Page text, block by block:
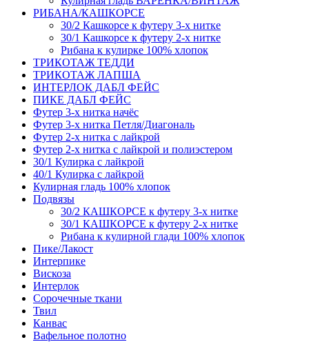
РИБАНА/КАШКОРСЕ
30/2 Кашкорсе к футеру 3-х нитке
30/1 Кашкорсе к футеру 2-х нитке
Рибана к кулирке 100% хлопок
ТРИКОТАЖ ТЕДДИ
ТРИКОТАЖ ЛАПША
ИНТЕРЛОК ДАБЛ ФЕЙС
ПИКЕ ДАБЛ ФЕЙС
Футер 3-х нитка начёс
Футер 3-х нитка Петля/Диагональ
Футер 2-х нитка с лайкрой
Футер 2-х нитка с лайкрой и полиэстером
30/1 Кулирка с лайкрой
40/1 Кулирка с лайкрой
Кулирная гладь 100% хлопок
Подвязы
30/2 КАШКОРСЕ к футеру 3-х нитке
30/1 КАШКОРСЕ к футеру 2-х нитке
Рибана к кулирной глади 100% хлопок
Пике/Лакост
Интерпике
Вискоза
Интерлок
Сорочечные ткани
Твил
Канвас
Вафельное полотно